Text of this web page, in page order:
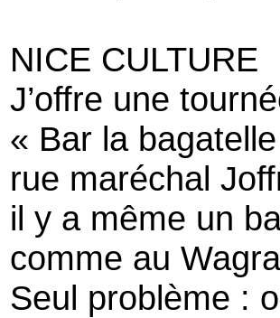
NICE CULTURE
J’offre une
« Bar la
rue maréchal
il y a même un
comme au
Seul problème :